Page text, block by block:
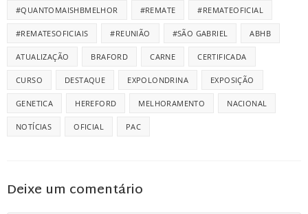
#QUANTOMAISHBMELHOR #REMATE #REMATEOFICIAL
#REMATESOFICIAIS #REUNIÃO #SÃO GABRIEL ABHB
ATUALIZAÇÃO BRAFORD CARNE CERTIFICADA
CURSO DESTAQUE EXPOLONDRINA EXPOSIÇÃO
GENETICA HEREFORD MELHORAMENTO NACIONAL
NOTÍCIAS OFICIAL PAC
Deixe um comentário